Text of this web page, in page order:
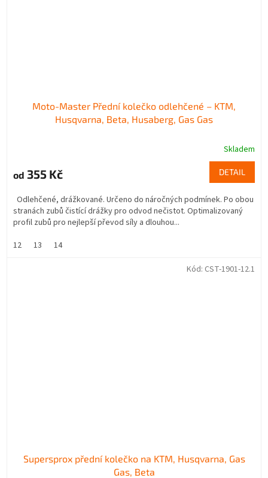
Moto-Master Přední kolečko odlehčené – KTM,
Husqvarna, Beta, Husaberg, Gas Gas
Skladem
od 355 Kč DETAIL
Odlehčené, drážkované. Určeno do náročných podmínek. Po obou
stranách zubů čistící drážky pro odvod nečistot. Optimalizovaný
profil zubů pro nejlepší převod síly a dlouhou...
12
13 14
Supersprox přední kolečko na KTM, Husqvarna, Gas
Gas, Beta
Kód: CST-1901-12.1